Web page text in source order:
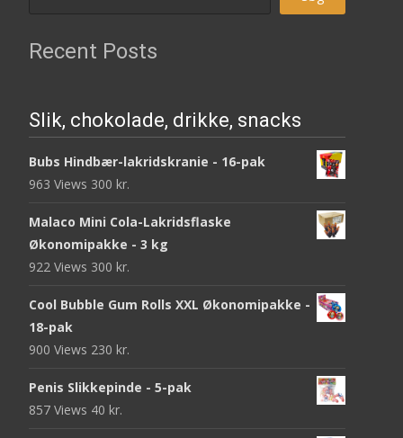
Recent Posts
Slik, chokolade, drikke, snacks
Bubs Hindbær-lakridskranie - 16-pak
963 Views 300 kr.
Malaco Mini Cola-Lakridsflaske
Økonomipakke - 3 kg
922 Views 300 kr.
Cool Bubble Gum Rolls XXL Økonomipakke -
18-pak
900 Views 230 kr.
Penis Slikkepinde - 5-pak
857 Views 40 kr.